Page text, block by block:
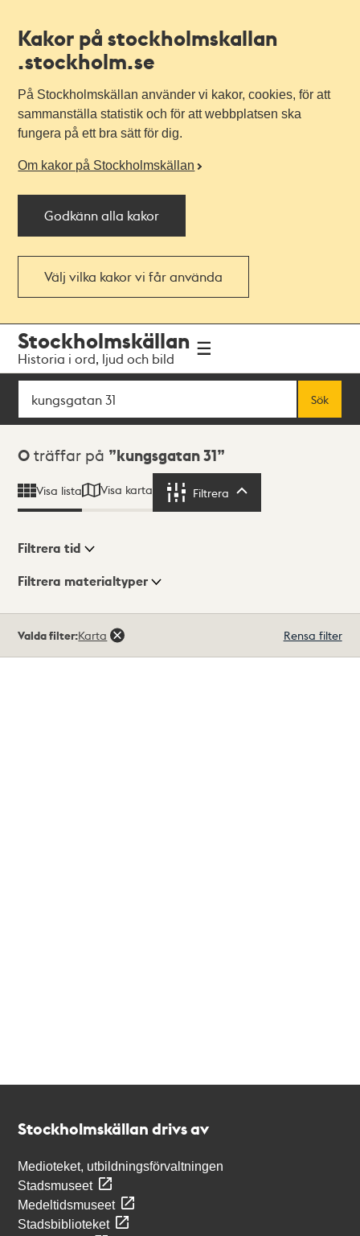
Kakor på stockholmskallan
.stockholm.se
På Stockholmskällan använder vi kakor, cookies, för att
sammanställa statistik och för att webbplatsen ska
fungera på ett bra sätt för dig.
Om kakor på Stockholmskällan
Godkänn alla kakor
Välj vilka kakor vi får använda
navigationen
huvudinnehållet
Stockholmskällan
Historia i ord, ljud och bild
Sök
Sök
Sökresultat
0 träffar på kungsgatan 31
Visa lista Visa karta Filtrera
Visningsläge
Filtrera tid
Filtrera materialtyper
träffar
Valda filter:Karta Rensa filter
Stockholmskällan drivs av
Medioteket, utbildningsförvaltningen
Stadsmuseet
Medeltidsmuseet
Stadsbiblioteket